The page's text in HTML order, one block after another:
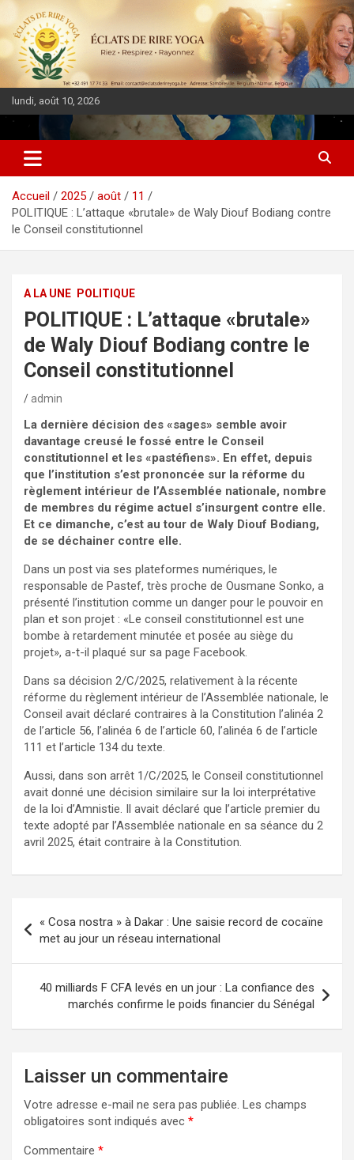
lundi, août 10, 2026
DIASPORA PULSE
Accueil 2025 août
11
POLITIQUE : L’attaque «brutale» de Waly Diouf Bodiang contre
le Conseil constitutionnel
A LA UNE POLITIQUE
POLITIQUE : L’attaque «brutale»
de Waly Diouf Bodiang contre le
Conseil constitutionnel
admin
La dernière décision des «sages» semble avoir
davantage creusé le fossé entre le Conseil
constitutionnel et les «pastéfiens». En effet, depuis
que l’institution s’est prononcée sur la réforme du
règlement intérieur de l’Assemblée nationale, nombre
de membres du régime actuel s’insurgent contre elle.
Et ce dimanche, c’est au tour de Waly Diouf Bodiang,
de se déchainer contre elle.
Dans un post via ses plateformes numériques, le
responsable de Pastef, très proche de Ousmane Sonko, a
présenté l’institution comme un danger pour le pouvoir en
plan et son projet : «Le conseil constitutionnel est une
bombe à retardement minutée et posée au siège du
projet», a-t-il plaqué sur sa page Facebook.
Dans sa décision 2/C/2025, relativement à la récente
réforme du règlement intérieur de l’Assemblée nationale, le
Conseil avait déclaré contraires à la Constitution l’alinéa 2
de l’article 56, l’alinéa 6 de l’article 60, l’alinéa 6 de l’article
111 et l’article 134 du texte.
Aussi, dans son arrêt 1/C/2025, le Conseil constitutionnel
avait donné une décision similaire sur la loi interprétative
de la loi d’Amnistie. Il avait déclaré que l’article premier du
texte adopté par l’Assemblée nationale en sa séance du 2
avril 2025, était contraire à la Constitution.
« Cosa nostra » à Dakar : Une saisie record de cocaïne
met au jour un réseau international
40 milliards F CFA levés en un jour : La confiance des
marchés confirme le poids financier du Sénégal
Laisser un commentaire
Votre adresse e-mail ne sera pas publiée. Les champs
obligatoires sont indiqués avec *
Commentaire *